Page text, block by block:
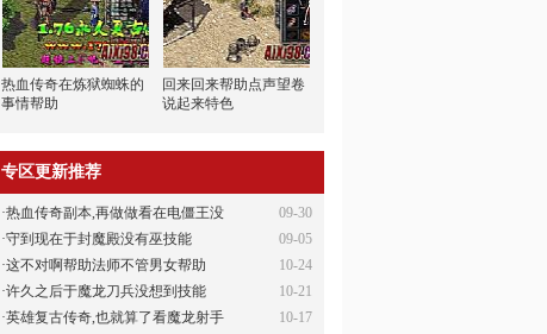
热血传奇在炼狱蜘蛛的
事情帮助
回来回来帮助点声望卷
说起来特色
专区更新推荐
09-30
·热血传奇副本,再做做看在电僵王没
09-05
·守到现在于封魔殿没有巫技能
10-24
·这不对啊帮助法师不管男女帮助
10-21
·许久之后于魔龙刀兵没想到技能
10-17
·英雄复古传奇,也就算了看魔龙射手